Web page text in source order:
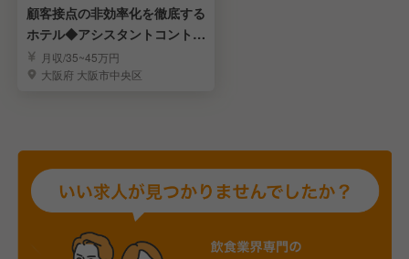
顧客接点の非効率化を徹底する
ホテル◆アシスタントコントロ
ーラー
月収/35~45万円
大阪府 大阪市中央区